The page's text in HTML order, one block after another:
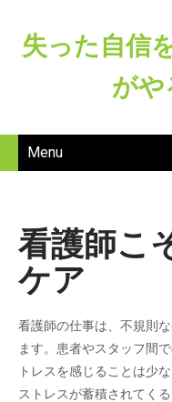
失った自信
がや
Menu
看護師こ
ケア
看護師の仕事は、不規則
ます。患者やスタッフ間
トレスを感じることは少
ストレスが蓄積されてく